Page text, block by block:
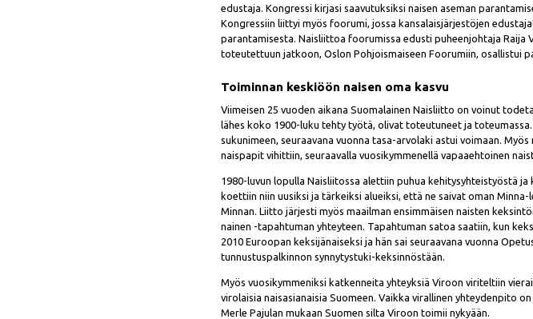
edustaja. Kongressi kirjasi saavutuksiksi naisen aseman
Kongressiin liittyi myös foorumi, jossa kansalaisjärjestöjen
parantamisesta. Naisliittoa foorumissa edusti puheenjohtaja Raija
toteutettuun jatkoon, Oslon Pohjoismaiseen Foorumiin, osallistui
Toiminnan keskiöön naisen oma kasvu
Viimeisen 25 vuoden aikana Suomalainen Naisliitto on voinut
lähes koko 1900-luku tehty työtä, olivat toteutuneet ja
sukunimeen, seuraavana vuonna tasa-arvolaki astui voimaan.
naispapit vihittiin, seuraavalla vuosikymmenellä vapaaehtoinen
1980-luvun lopulla Naisliitossa alettiin puhua kehitysyhteistyöstä
koettiin niin uusiksi ja tärkeiksi alueiksi, että ne saivat oman
Minnan. Liitto järjesti myös maailman ensimmäisen naisten
nainen -tapahtuman yhteyteen. Tapahtuman satoa saatiin, kun
2010 Euroopan keksijänaiseksi ja hän sai seuraavana vuonna
tunnustuspalkinnon synnytystuki-keksinnöstään.
Myös vuosikymmeniksi katkenneita yhteyksiä Viroon viriteltiin
virolaisia naisasianaisia Suomeen. Vaikka virallinen yhteydenpito
Merle Pajulan mukaan Suomen silta Viroon toimii nykyään.